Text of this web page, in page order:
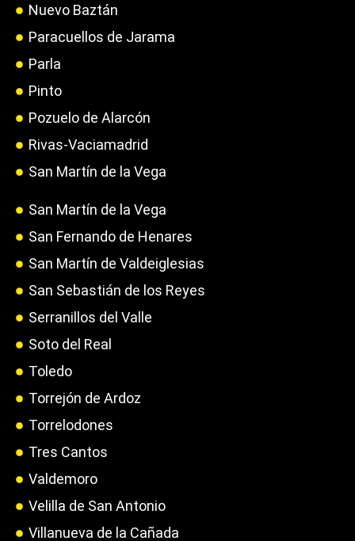
Nuevo Baztán
Paracuellos de Jarama
Parla
Pinto
Pozuelo de Alarcón
Rivas-Vaciamadrid
San Martín de la Vega
San Martín de la Vega
San Fernando de Henares
San Martín de Valdeiglesias
San Sebastián de los Reyes
Serranillos del Valle
Soto del Real
Toledo
Torrejón de Ardoz
Torrelodones
Tres Cantos
Valdemoro
Velilla de San Antonio
Villanueva de la Cañada